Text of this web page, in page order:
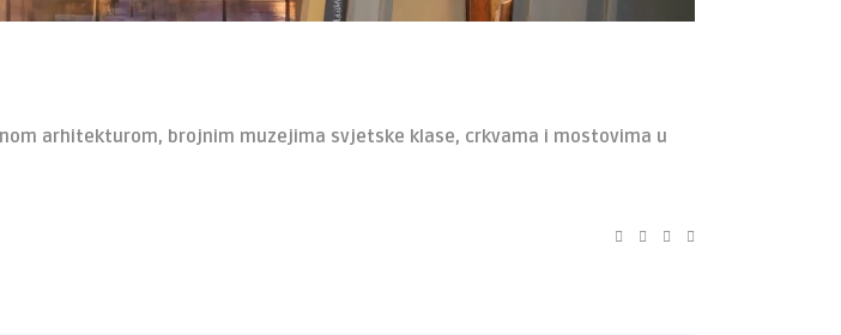
arhitekturom, brojnim muzejima svjetske klase, crkvama i mostovima u